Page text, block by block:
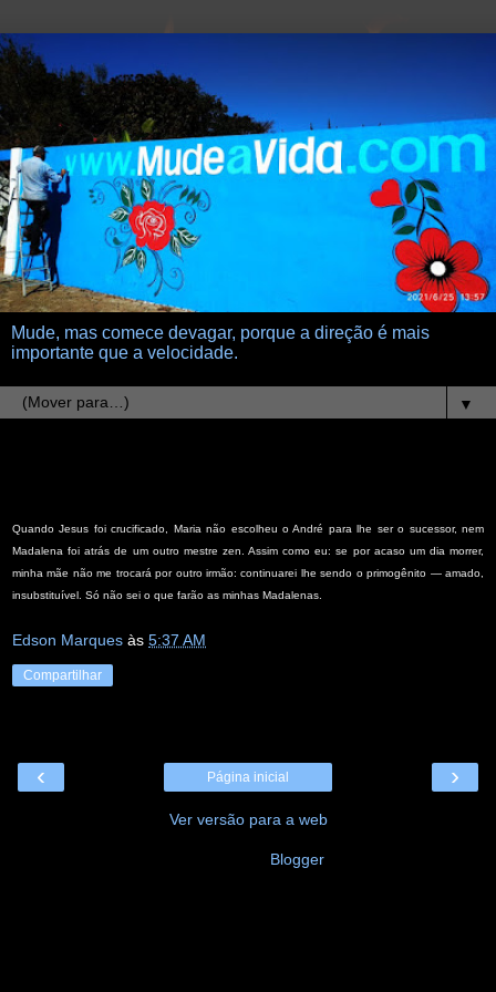
Mude, mas comece devagar, porque a direção é mais
importante que a velocidade.
▼
Quando Jesus foi crucificado, Maria não escolheu o André para lhe ser o sucessor, nem
Madalena foi atrás de um outro mestre zen. Assim como eu: se por acaso um dia morrer,
minha mãe não me trocará por outro irmão: continuarei lhe sendo o primogênito — amado,
insubstituível. Só não sei o que farão as minhas Madalenas.
Edson Marques às 5:37 AM
Compartilhar
‹ ›
Página inicial
Ver versão para a web
Blogger.